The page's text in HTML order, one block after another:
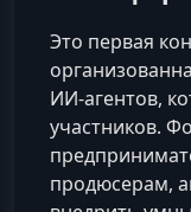
Это первая
ИИ-агентов,
участников.
продюсерам,